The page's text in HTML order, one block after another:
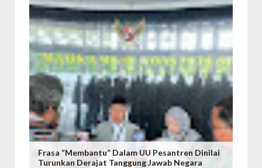
Frasa “Membantu” Dalam UU Pesantren Dinilai
Turunkan Derajat Tanggung Jawab Negara